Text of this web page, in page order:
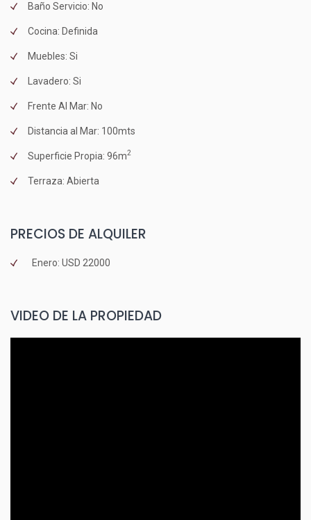
Baño Servicio: No
Cocina: Definida
Muebles: Si
Lavadero: Si
Frente Al Mar: No
Distancia al Mar: 100mts
Superficie Propia: 96m2
Terraza: Abierta
PRECIOS DE ALQUILER
Enero: USD 22000
VIDEO DE LA PROPIEDAD